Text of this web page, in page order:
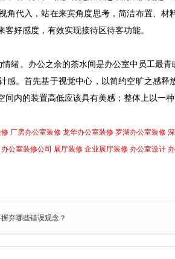
角代入，站在来宾角度思考，简洁布置、
好感度，有效实现接待区待客功能。
绪。办公之余的茶水间是办公室中员工最
感。首先基于视觉中心，以简约空旷之感释
间内的装置高低应该具有美感；整体上以一
厂房办公室装修 龙华办公室装修 罗湖办公室装修
办公室装修公司 展厅装修 企业展厅装修 办公室设计
弃哪些错误观念？